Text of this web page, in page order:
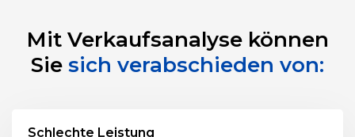
Mit Verkaufsanalyse können
Sie sich verabschieden von:
Schlechte Leistung